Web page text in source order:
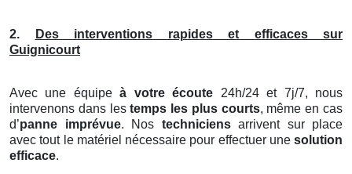
2.
Des interventions rapides et efficaces sur
Guignicourt
Avec une équipeà votre écoute 24h/24 et 7j/7, nous
intervenons dans lestemps les plus courts, même en cas
d’panne imprévue. Nos techniciensarrivent sur place
avec tout le matériel nécessaire pour effectuer une solution
efficace.